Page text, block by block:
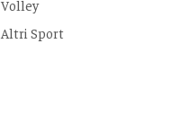
Volley
Altri Sport